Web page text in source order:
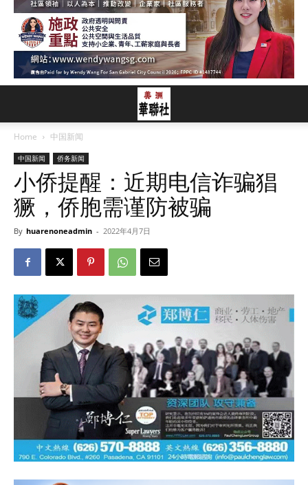
Home 中国新闻
中国新闻 侨务新闻
小侨提醒：近期电信诈骗猖
獗，侨胞需谨防被骗
By huarenoneadmin - 2022年4月7日